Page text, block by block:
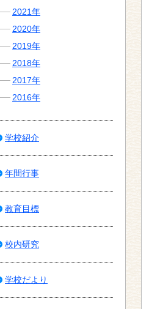
2021年
2020年
2019年
2018年
2017年
2016年
学校紹介
年間行事
教育目標
校内研究
学校だより